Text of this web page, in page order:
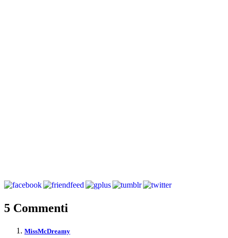
5 Commenti
MissMcDreamy